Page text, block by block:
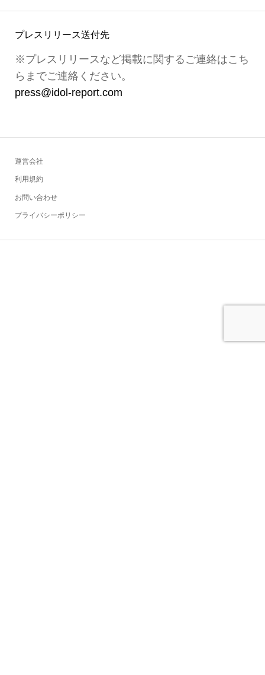
プレスリリース送付先
※プレスリリースなど掲載に関するご連絡はこち
らまでご連絡ください。
press@idol-report.com
運営会社
利用規約
お問い合わせ
プライバシーポリシー